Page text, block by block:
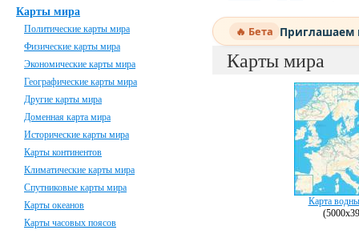
Карты мира
Политические карты мира
Физические карты мира
Экономические карты мира
Географические карты мира
Другие карты мира
Доменная карта мира
Исторические карты мира
Карты континентов
Климатические карты мира
Спутниковые карты мира
Карты океанов
Карты часовых поясов
🔥 Бета Приглашаем
Карты мира
Карта